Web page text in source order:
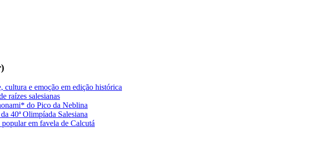
e emoção em edição histórica
raízes salesianas
do Pico da Neblina
40ª Olimpíada Salesiana
em favela de Calcutá